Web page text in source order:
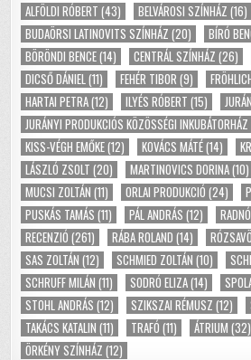
ALFÖLDI RÓBERT (43) BELVÁROSI SZÍNHÁZ (16)
BUDAÖRSI LATINOVITS SZÍNHÁZ (20) BÍRÓ
BÖRÖNDI BENCE(14) CENTRÁL SZÍNHÁZ (26)
DICSŐ DÁNIEL (11) FEHÉR TIBOR (9)
HARTAI PETRA(12) ILYÉS RÓBERT (15)
JURÁNYI PRODUKCIÓS KÖZÖSSÉGI INKUBÁTORHÁZ
KISS-VÉGH EMŐKE(12) KOVÁCS MÁTÉ(14)
LÁSZLÓ ZSOLT (20) MARTINOVICS DORINA(10)
MUCSI ZOLTÁN (11) ORLAI PRODUKCIÓ (24)
PUSKÁS TAMÁS (11) PÁL ANDRÁS (12)
RECENZIÓ (261) RÁBA ROLAND (14)
SAS ZOLTÁN (12) SCHMIED ZOLTÁN (10)
SCHRUFF MILÁN (11) SODRÓ ELIZA(14)
STOHL ANDRÁS (12) SZIKSZAI RÉMUSZ (12)
TAKÁCS KATALIN (11) TRAFÓ (11) ÁTRIUM (32)
ÖRKÉNY SZÍNHÁZ (12)